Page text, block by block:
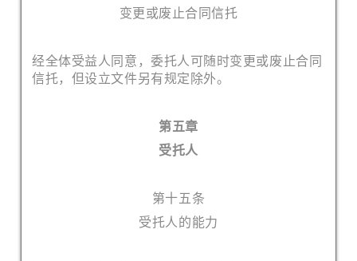
变更或废止合同信托
经全体受益人同意，委托人可随时变更或废止合同
信托，但设立文件另有规定除外。
第五章
受托人
第十五条
受托人的能力